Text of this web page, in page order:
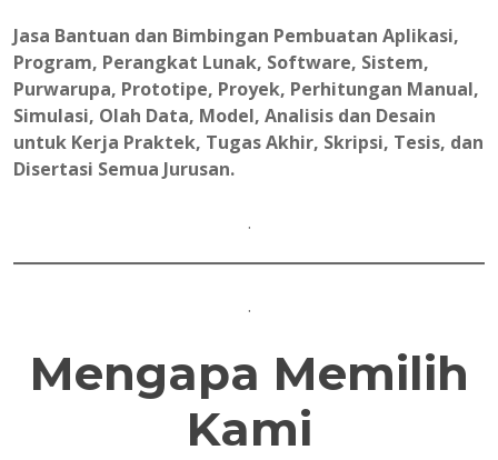
Jasa Bantuan dan Bimbingan Pembuatan Aplikasi,
Program, Perangkat Lunak, Software, Sistem,
Purwarupa, Prototipe, Proyek, Perhitungan Manual,
Simulasi, Olah Data, Model, Analisis dan Desain
untuk Kerja Praktek, Tugas Akhir, Skripsi, Tesis, dan
Disertasi Semua Jurusan.
.
.
Mengapa Memilih
Kami